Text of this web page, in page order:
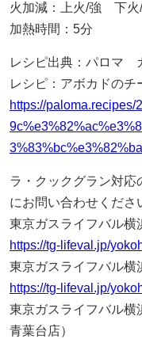
火加減：上火/強 下火
加熱時間：5分
レシピ出典：パロマ
レシピ：アボカドのチ
https://
ラ・クックグラン対応
にお問い合わせくださ
東京ガスライフバル横
https://tg-lifeval.jp/
東京ガスライフバル横
https://tg-lifeval.jp/
東京ガスライフバル横
青葉台店）